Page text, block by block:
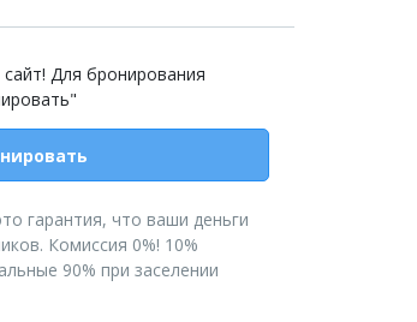
Для бронирования
гарантия, что ваши деньги
Комиссия 0%! 10%
90% при заселении